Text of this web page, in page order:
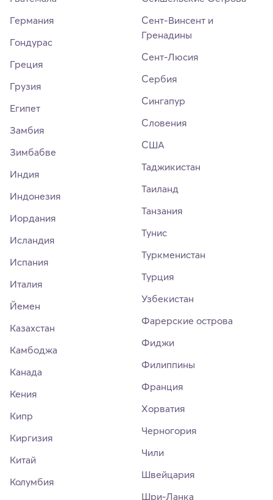
Германия
Гондурас
Греция
Грузия
Египет
Замбия
Зимбабве
Индия
Индонезия
Иордания
Исландия
Испания
Италия
Йемен
Казахстан
Камбоджа
Канада
Кения
Кипр
Киргизия
Китай
Колумбия
Сент-Винсент и
Гренадины
Сент-Люсия
Сербия
Сингапур
Словения
США
Таджикистан
Таиланд
Танзания
Тунис
Туркменистан
Турция
Узбекистан
Фарерские острова
Фиджи
Филиппины
Франция
Хорватия
Черногория
Чили
Швейцария
Шри-Ланка